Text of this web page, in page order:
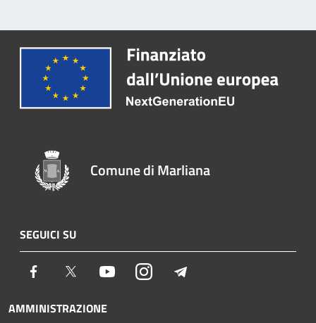
Comune di Marliana
SEGUICI SU
Facebook Twitter YoutubeInstagram
AMMINISTRAZIONE